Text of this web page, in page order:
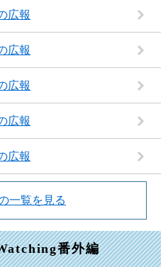
広報
広報
広報
広報
広報
一覧を見る
番外編